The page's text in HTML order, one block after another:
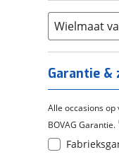
Overig ( 0)
Scandium
Staal (0 )
Tica
Wielmaat
Garantie &
Alle occasions op
BOVAG Garantie.